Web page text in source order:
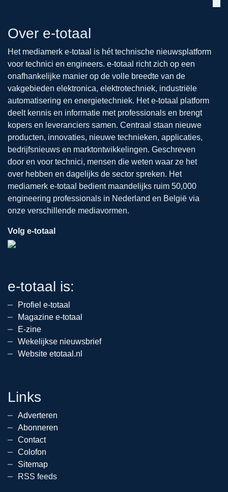
Over e-totaal
Het mediamerk e-totaal is hét technische nieuwsplatform
voor technici en engineers. e-totaal richt zich op een
onafhankelijke manier op de volle breedte van de
vakgebieden elektronica, elektrotechniek, industriële
automatisering en energietechniek. Het e-totaal platform
deelt kennis en informatie met professionals en brengt
kopers en leveranciers samen. Centraal staan nieuwe
producten, innovaties, nieuwe technieken, applicaties,
bedrijfsnieuws en marktontwikkelingen. Geschreven
door en voor technici, mensen die weten waar ze het
over hebben en dagelijks de sector spreken. Het
mediamerk e-totaal bedient maandelijks ruim 50,000
engineering professionals in Nederland en België via
onze verschillende mediavormen.
Volg e-totaal
e-totaal is:
Profiel e-totaal
Magazine e-totaal
E-zine
Wekelijkse nieuwsbrief
Website etotaal.nl
Links
Adverteren
Abonneren
Contact
Colofon
Sitemap
RSS feeds